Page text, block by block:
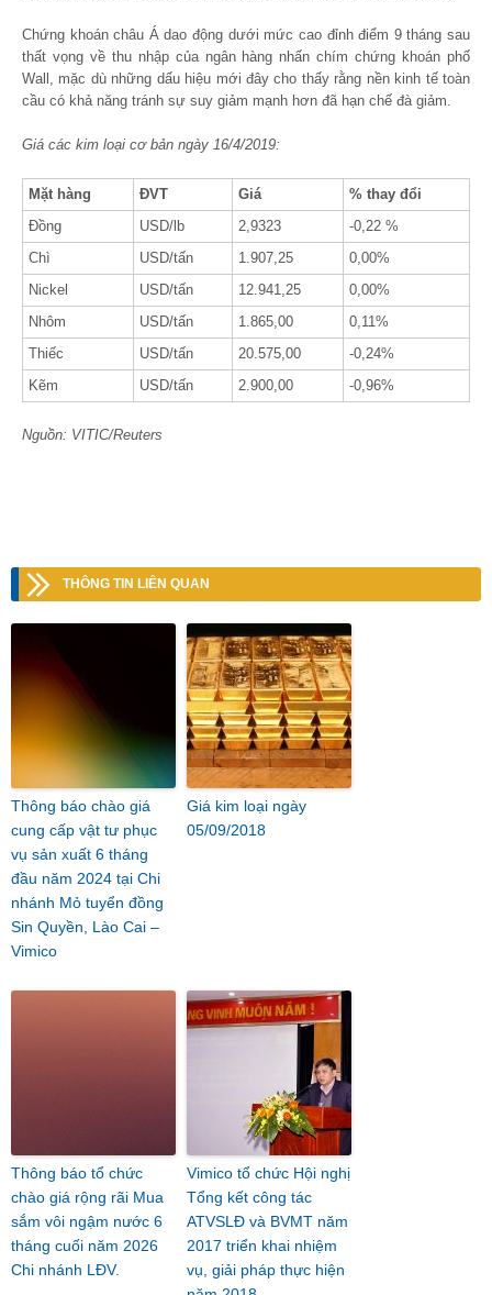
Chứng khoán châu Á dao động dưới mức cao đỉnh điểm 9 tháng sau
thất vọng về thu nhập của ngân hàng nhấn chím chứng khoán phố
Wall, mặc dù những dấu hiệu mới đây cho thấy rằng nền kinh tế toàn
cầu có khả năng tránh sự suy giảm mạnh hơn đã hạn chế đà giảm.
Giá các kim loại cơ bản ngày 16/4/2019:
Mặt hàng ĐVT Giá
% thay đổi
Đồng
USD/lb 2,9323
-0,22 %
Chì
USD/tấn 1.907,25
0,00%
Nickel
USD/tấn 12.941,25
0,00%
Nhôm
USD/tấn 1.865,00
0,11%
Thiếc
USD/tấn 20.575,00
-0,24%
Kẽm
USD/tấn 2.900,00 -0,96%
Nguồn: VITIC/Reuters
THÔNG TIN LIÊN QUAN
Thông báo chào giá
cung cấp vật tư phục
vụ sản xuất 6 tháng
đầu năm 2024 tại Chi
nhánh Mỏ tuyển đồng
Sin Quyền, Lào Cai –
Vimico
Giá kim loại ngày
05/09/2018
Thông báo tổ chức
chào giá rộng rãi Mua
sắm vôi ngậm nước 6
tháng cuối năm 2026
Chi nhánh LĐV.
Vimico tổ chức Hội nghị
Tổng kết công tác
ATVSLĐ và BVMT năm
2017 triển khai nhiệm
vụ, giải pháp thực hiện